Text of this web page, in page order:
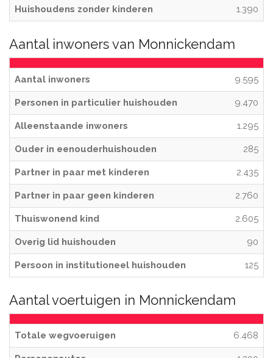
Huishoudens zonder kinderen 1.390
Aantal inwoners van Monnickendam
Aantal inwoners 9.595
Personen in particulier huishouden 9.470
Alleenstaande inwoners 1.295
Ouder in eenouderhuishouden 285
Partner in paar met kinderen 2.435
Partner in paar geen kinderen 2.760
Thuiswonend kind 2.605
Overig lid huishouden 90
Persoon in institutioneel huishouden 125
Aantal voertuigen in Monnickendam
Totale wegvoeruigen 6.468